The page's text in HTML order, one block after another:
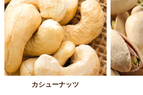
カシューナッツ